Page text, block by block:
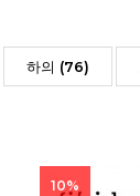
하의 (76)
10%